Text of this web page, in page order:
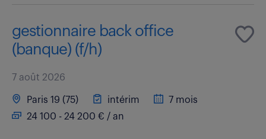
gestionnaire back office
(banque) (f/h)
7 août 2026
Paris 19 (75) intérim
7 mois
24 100 - 24 200 € / an